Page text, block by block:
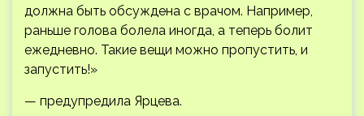
должна быть обсуждена с врачом. Например,
раньше голова болела иногда, а теперь болит
ежедневно. Такие вещи можно пропустить, и
запустить!»
— предупредила Ярцева.